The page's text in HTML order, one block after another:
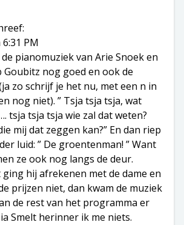
PM
pianomuziek van Arie Snoek en
Goubitz nog goed en ook de
zo schrijf je het nu, met een n in
nog niet). ” Tsja tsja tsja, wat
tsja tsja tsja wie zal dat weten?
mij dat zeggen kan?” En dan riep
luid: ” De groentenman! ” Want
ze ook nog langs de deur.
ging hij afrekenen met de dame en
prijzen niet, dan kwam de muziek
de rest van het programma er
Smelt herinner ik me niets.